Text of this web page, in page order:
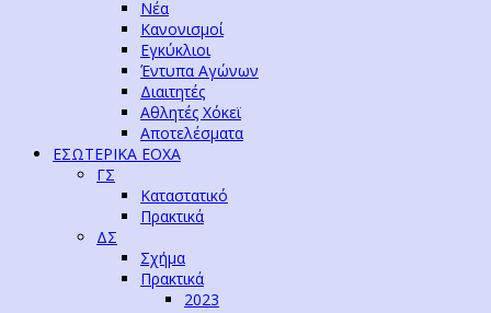
Νέα
Κανονισμοί
Εγκύκλιοι
Έντυπα Αγώνων
Διαιτητές
Αθλητές Χόκεϊ
Αποτελέσματα
ΕΣΩΤΕΡΙΚΑ ΕΟΧΑ
ΓΣ
Καταστατικό
Πρακτικά
ΔΣ
Σχήμα
Πρακτικά
2023